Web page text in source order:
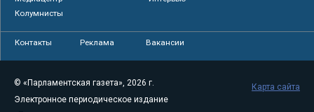
Колумнисты
Контакты Реклама Вакансии
© «Парламентская газета», 2026 г.
Электронное периодическое издание
Карта сайта